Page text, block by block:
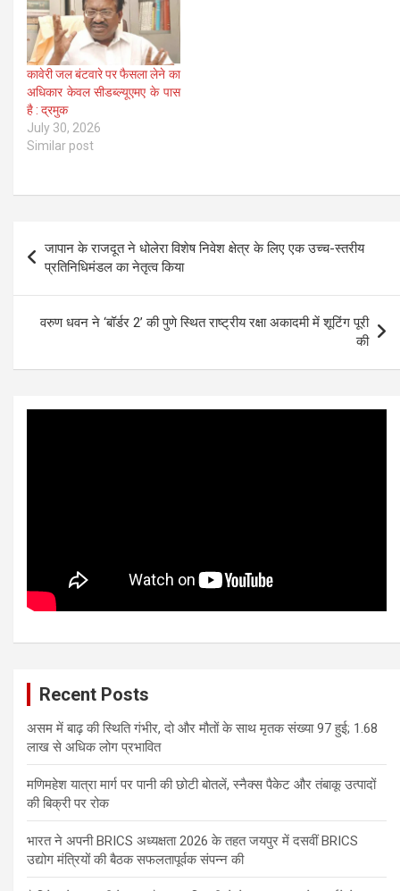
कावेरी जल बंटवारे पर फैसला लेने का
अधिकार केवल सीडब्ल्यूएमए के पास
है : द्रमुक
July 30, 2026
Similar post
navigation
जापान के राजदूत ने धोलेरा विशेष निवेश क्षेत्र के लिए एक उच्च-स्तरीय
प्रतिनिधिमंडल का नेतृत्व किया
वरुण धवन ने ‘बॉर्डर 2’ की पुणे स्थित राष्ट्रीय रक्षा अकादमी में शूटिंग पूरी
की
Recent Posts
असम में बाढ़ की स्थिति गंभीर, दो और मौतों के साथ मृतक संख्या 97 हुई; 1.68
लाख से अधिक लोग प्रभावित
मणिमहेश यात्रा मार्ग पर पानी की छोटी बोतलें, स्नैक्स पैकेट और तंबाकू उत्पादों
की बिक्री पर रोक
भारत ने अपनी BRICS अध्यक्षता 2026 के तहत जयपुर में दसवीं BRICS
उद्योग मंत्रियों की बैठक सफलतापूर्वक संपन्न की